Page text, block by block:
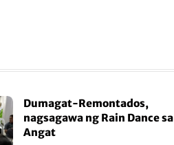
Dumagat-Remontados,
nagsagawa ng Rain Dance sa
Angat